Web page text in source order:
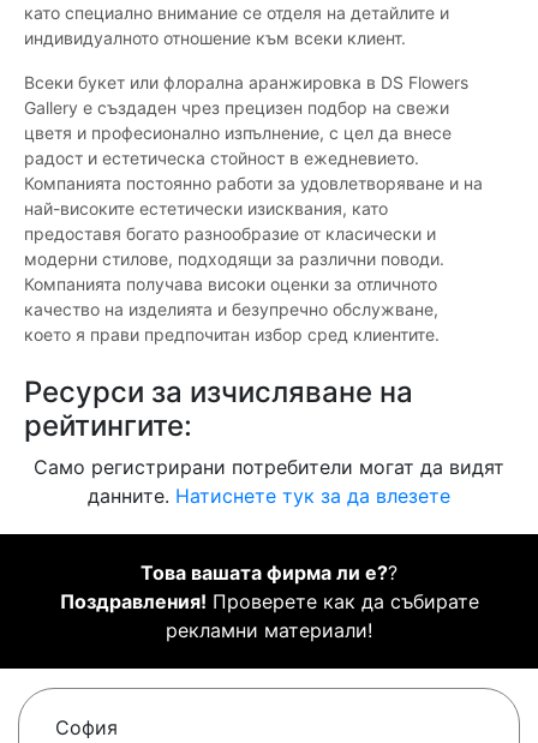
като специално внимание се отделя на детайлите и
индивидуалното отношение към всеки клиент.
Всеки букет или флорална аранжировка в DS Flowers
Gallery е създаден чрез прецизен подбор на свежи
цветя и професионално изпълнение, с цел да внесе
радост и естетическа стойност в ежедневието.
Компанията постоянно работи за удовлетворяване и на
най-високите естетически изисквания, като
предоставя богато разнообразие от класически и
модерни стилове, подходящи за различни поводи.
Компанията получава високи оценки за отличното
качество на изделията и безупречно обслужване,
което я прави предпочитан избор сред клиентите.
Ресурси за изчисляване на
рейтингите:
Само регистрирани потребители могат да видят
данните. Натиснете тук за да влезете
Това вашата фирма ли е??
Поздравления! Проверете как да събирате
рекламни материали!
София